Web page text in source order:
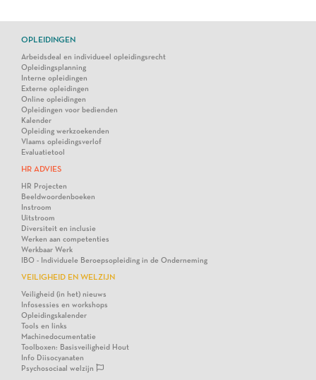
OPLEIDINGEN
Arbeidsdeal en individueel opleidingsrecht
Opleidingsplanning
Interne opleidingen
Externe opleidingen
Online opleidingen
Opleidingen voor bedienden
Kalender
Opleiding werkzoekenden
Vlaams opleidingsverlof
Evaluatietool
HR ADVIES
HR Projecten
Beeldwoordenboeken
Instroom
Uitstroom
Diversiteit en inclusie
Werken aan competenties
Werkbaar Werk
IBO - Individuele Beroepsopleiding in de Onderneming
VEILIGHEID EN WELZIJN
Veiligheid (in het) nieuws
Infosessies en workshops
Opleidingskalender
Tools en links
Machinedocumentatie
Toolboxen: Basisveiligheid Hout
Info Diisocyanaten
Psychosociaal welzijn